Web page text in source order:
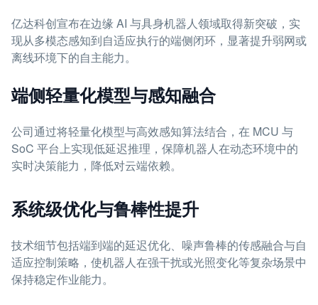
亿达科创宣布在边缘 AI 与具身机器人领域取得新突破，实
现从多模态感知到自适应执行的端侧闭环，显著提升弱网或
离线环境下的自主能力。
端侧轻量化模型与感知融合
公司通过将轻量化模型与高效感知算法结合，在 MCU 与
SoC 平台上实现低延迟推理，保障机器人在动态环境中的
实时决策能力，降低对云端依赖。
系统级优化与鲁棒性提升
技术细节包括端到端的延迟优化、噪声鲁棒的传感融合与自
适应控制策略，使机器人在强干扰或光照变化等复杂场景中
保持稳定作业能力。